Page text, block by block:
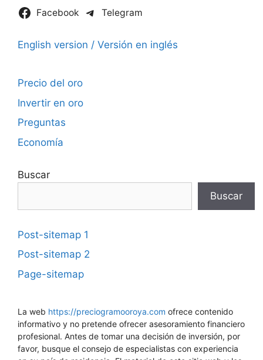
Facebook Telegram
English version / Versión en inglés
Precio del oro
Invertir en oro
Preguntas
Economía
Buscar
Buscar
Post-sitemap 1
Post-sitemap 2
Page-sitemap
La web https://preciogramooroya.com ofrece contenido
informativo y no pretende ofrecer asesoramiento financiero
profesional. Antes de tomar una decisión de inversión, por
favor, busque el consejo de especialistas con experiencia